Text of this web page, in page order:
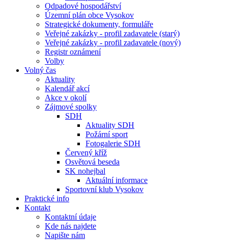
Odpadové hospodářství
Územní plán obce Vysokov
Strategické dokumenty, formuláře
Veřejné zakázky - profil zadavatele (starý)
Veřejné zakázky - profil zadavatele (nový)
Registr oznámení
Volby
Volný čas
Aktuality
Kalendář akcí
Akce v okolí
Zájmové spolky
SDH
Aktuality SDH
Požární sport
Fotogalerie SDH
Červený kříž
Osvětová beseda
SK nohejbal
Aktuální informace
Sportovní klub Vysokov
Praktické info
Kontakt
Kontaktní údaje
Kde nás najdete
Napište nám